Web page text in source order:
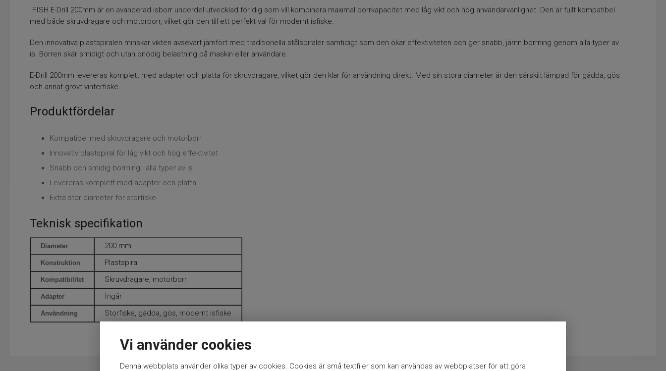
Vi använder cookies
Denna webbplats använder olika typer av cookies. Cookies är små textfiler som kan användas av webbplatser för att göra
IFISH E-Drill 200mm är en avancerad isborr underdel utvecklad för dig som vill kombinera maximal borrkapacitet med låg vikt och hög användarvänlighet. Den är fullt kompatibel
med både skruvdragare och motorborr, vilket gör den till ett perfekt val för modernt isfiske.
Den innovativa plastspiralen minskar vikten avsevärt jämfört med traditionella stålspiraler samtidigt som den ökar effektiviteten och ger snabb, jämn borrning genom alla typer av
is. Borren skär smidigt och utan onödig belastning på maskin eller användare.
E-Drill 200mm levereras komplett med adapter och platta för skruvdragare, vilket gör den klar för användning direkt. Med sin stora diameter är den särskilt lämpad för gädda, gös
och annat grovt vinterfiske.
Produktfördelar
Kompatibel med skruvdragare och motorborr
Innovativ plastspiral för låg vikt och hög effektivitet
Snabb och smidig borrning i alla typer av is
Levereras komplett med adapter och platta
Extra stor diameter för storfiske
Teknisk specifikation
Diameter 200 mm
Konstruktion Plastspiral
Kompatibilitet Skruvdragare, motorborr
Adapter Ingår
Användning Storfiske, gädda, gös, modernt isfiske